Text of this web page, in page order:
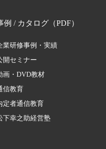
例 / カタログ（PDF）
業研修事例・実績
開セミナー
画・DVD教材
信教育
定者通信教育
下幸之助経営塾